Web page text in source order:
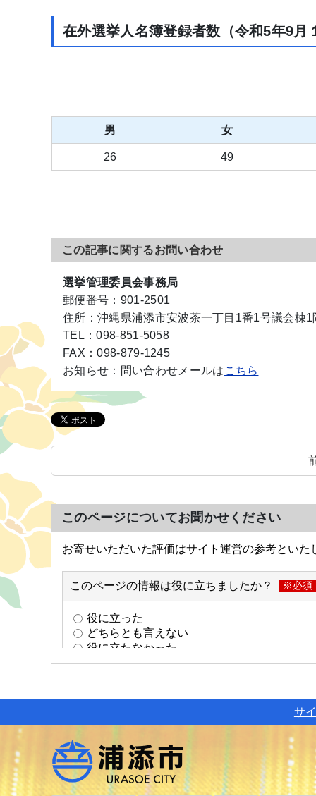
在外選挙人名簿登録者数（令和5年9月
男 女
26 49
この記事に関するお問い合わせ
選挙管理委員会事務局
郵便番号： 901-2501
住所： 沖縄県浦添市安波茶一丁目1番1号議会棟1
TEL：098-851-5058
FAX：098-879-1245
お知らせ： 問い合わせメールは こちら
このページについてお聞かせください
サ